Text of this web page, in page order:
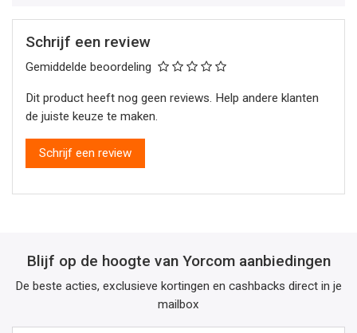
Schrijf een review
Gemiddelde beoordeling
Dit product heeft nog geen reviews. Help andere klanten
de juiste keuze te maken.
Schrijf een review
Blijf op de hoogte van Yorcom aanbiedingen
De beste acties, exclusieve kortingen en cashbacks direct in je
mailbox